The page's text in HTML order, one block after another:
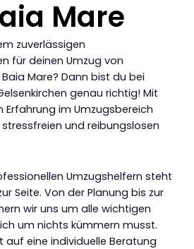
Mare
zuverlässigen
für deinen Umzug von
Mare? Dann bist du bei
genau richtig! Mit
Erfahrung im Umzugsbereich
und reibungslosen
Umzugshelfern steht
Seite. Von der Planung bis zur
wir uns um alle wichtigen
um nichts kümmern musst.
auf eine individuelle Beratung